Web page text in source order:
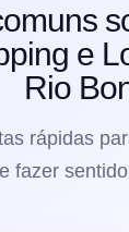
e
Rio
rápidas
fazer